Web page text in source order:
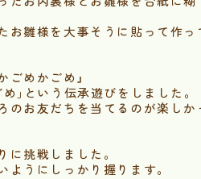
お雛様を大事そうに貼って作っ
ごめかごめ』
｣という伝承遊びをしました。
のお友だちを当てるのが楽し
に挑戦しました。
ようにしっかり握ります。